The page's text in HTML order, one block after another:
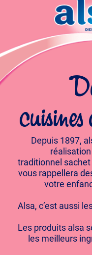
Depuis 1897,
traditionnel sachet
vous rappellera
votre
Alsa, c’est aussi
Les produits alsa
les meilleurs